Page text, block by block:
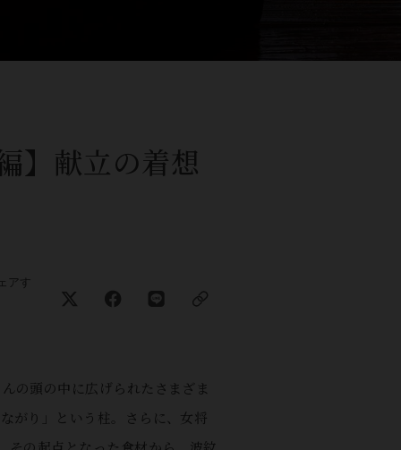
】献立の着想
アす
の頭の中に広げられたさまざま
がり」という柱。さらに、女将